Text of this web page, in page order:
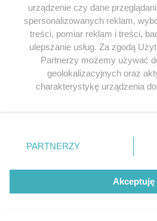
Luk napisał/a
Białas jest
akcentującym
białym odcieniu
”czerwonoskóry” nie
negatywnego
też białas ale
korzystać z niego w
urządzenie czy dane
spersonalizowanych reklam,
treści, pomiar reklam i treści,
ulepszanie usług. Za zgodą
Partnerzy możemy używać
geolokalizacyjnych oraz
charakterystykę urządzenia
zmienić/wycofać klikając
znajdujący się w lewym dolnym
użytkownika, ale masz prawo
przetwarzaniu. Preferencje będą
PARTNERZY
Akceptuję